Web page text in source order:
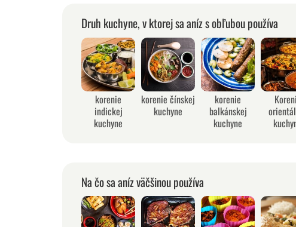
Druh kuchyne, v ktorej sa aníz s obľubou používa
korenie
indickej
kuchyne
korenie čínskej
kuchyne
korenie
balkánskej
kuchyne
Na čo sa aníz väčšinou používa